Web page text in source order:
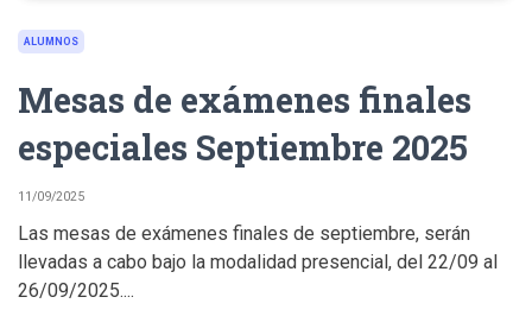
ALUMNOS
Mesas de exámenes finales
especiales Septiembre 2025
11/09/2025
Las mesas de exámenes finales de septiembre, serán
llevadas a cabo bajo la modalidad presencial, del 22/09 al
26/09/2025....